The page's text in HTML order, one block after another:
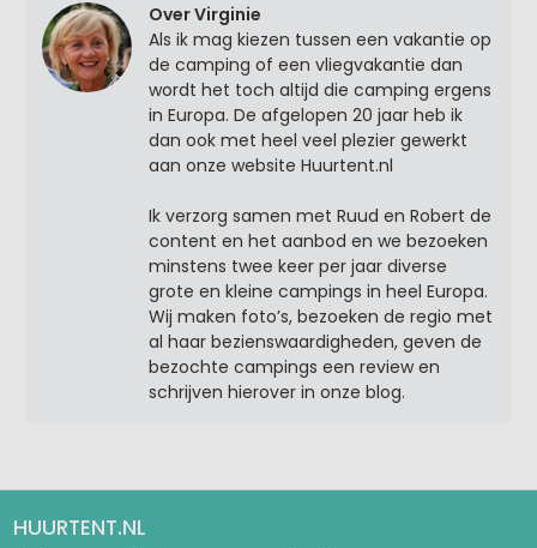
Over Virginie
Als ik mag kiezen tussen een vakantie op
de camping of een vliegvakantie dan
wordt het toch altijd die camping ergens
in Europa. De afgelopen 20 jaar heb ik
dan ook met heel veel plezier gewerkt
aan onze website Huurtent.nl
Ik verzorg samen met Ruud en Robert de
content en het aanbod en we bezoeken
minstens twee keer per jaar diverse
grote en kleine campings in heel Europa.
Wij maken foto’s, bezoeken de regio met
al haar bezienswaardigheden, geven de
bezochte campings een review en
schrijven hierover in onze blog.
HUURTENT.NL